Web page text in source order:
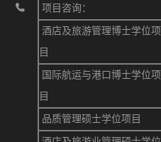
项目咨询：
酒店及旅游管理博士学位项
目
国际航运与港口博士学位项
目
品质管理硕士学位项目